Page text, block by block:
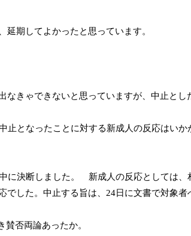
期してよかったと思っています。
きゃできないと思っていますが、中止とし
止となったことに対する新成人の反応はい
に決断しました。 新成人の反応としては、
した。中止する旨は、 24日に文書で対象者
否両論あったか。